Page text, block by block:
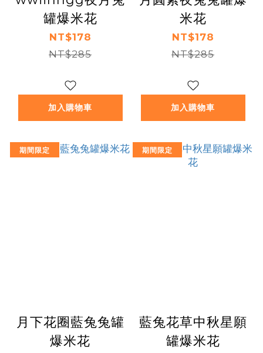
罐爆米花
NT$178
NT$285
加入購物車
米花
NT$178
NT$285
加入購物車
期間限定
月下花圈藍兔兔罐
爆米花
期間限定
藍兔花草中秋星願
罐爆米花